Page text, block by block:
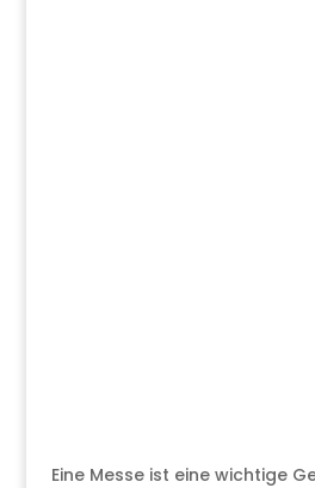
Eine Messe ist eine wichtige